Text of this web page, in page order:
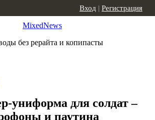
MixedNews
без рерайта и копипасты
Вход | Регистрация
униформа для солдат –
и паутина